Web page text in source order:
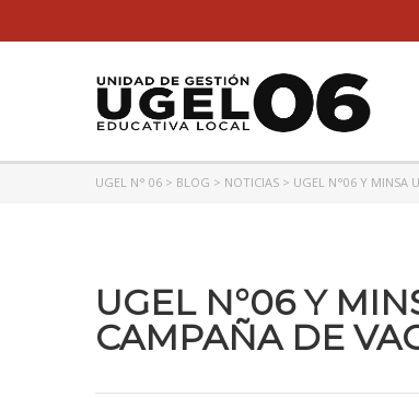
UGEL N° 06 > BLOG > NOTICIAS > UGEL N°06 Y MINSA
UGEL N°06 Y
CAMPAÑA DE